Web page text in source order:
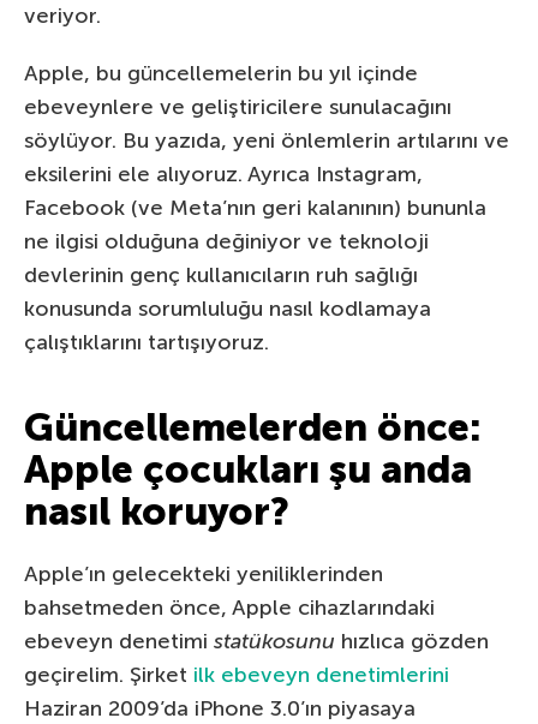
veriyor.
Apple, bu güncellemelerin bu yıl içinde
ebeveynlere ve geliştiricilere sunulacağını
söylüyor. Bu yazıda, yeni önlemlerin artılarını ve
eksilerini ele alıyoruz. Ayrıca Instagram,
Facebook (ve Meta’nın geri kalanının) bununla
ne ilgisi olduğuna değiniyor ve teknoloji
devlerinin genç kullanıcıların ruh sağlığı
konusunda sorumluluğu nasıl kodlamaya
çalıştıklarını tartışıyoruz.
Güncellemelerden önce:
Apple çocukları şu anda
nasıl koruyor?
Apple’ın gelecekteki yeniliklerinden
bahsetmeden önce, Apple cihazlarındaki
ebeveyn denetimi statükosunu hızlıca gözden
geçirelim. Şirket ilk ebeveyn denetimlerini
Haziran 2009’da iPhone 3.0’ın piyasaya